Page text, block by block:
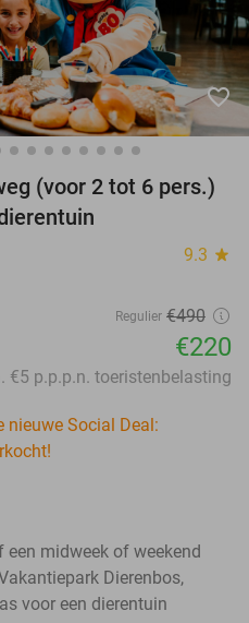
favorite_border
(voor 2 tot 6 pers.)
9.3 star
Regulier €490
€220
€5 p.p.p.n. toeristenbelasting
nieuwe Social Deal:
midweek of weekend
Dierenbos,
voor een dierentuin